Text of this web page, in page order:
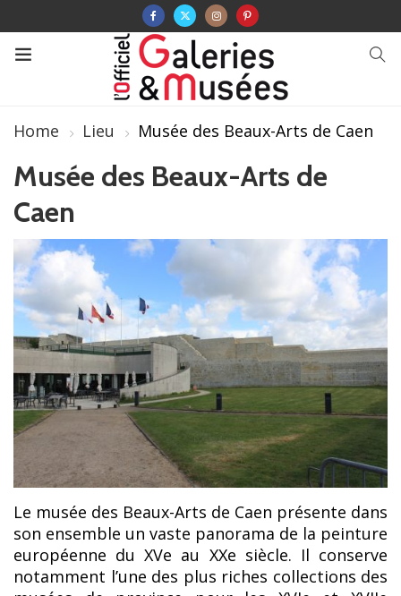
Home Lieu Musée des Beaux-Arts de Caen
Musée des Beaux-Arts de
Caen
Le musée des Beaux-Arts de Caen présente dans
son ensemble un vaste panorama de la peinture
européenne du XVe au XXe siècle. Il conserve
notamment l’une des plus riches collections des